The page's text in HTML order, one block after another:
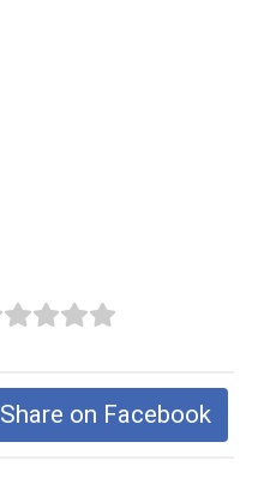
Share on Facebook